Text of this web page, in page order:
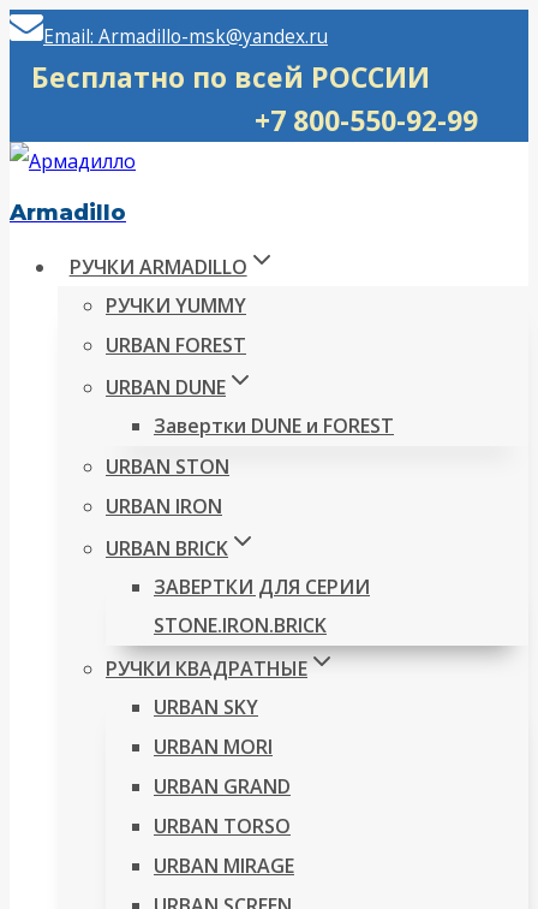
Перейти
Email: Armadillo-msk@yandex.ru
Бесплатно по всей РОССИИ
+7 800-550-92-99
Armadillo
РУЧКИ ARMADILLO
РУЧКИ YUMMY
URBAN FOREST
URBAN DUNE
Завертки DUNE и FOREST
URBAN STON
URBAN IRON
URBAN BRICK
ЗАВЕРТКИ ДЛЯ СЕРИИ
STONE.IRON.BRICK
РУЧКИ КВАДРАТНЫЕ
URBAN SKY
URBAN MORI
URBAN GRAND
URBAN TORSO
URBAN MIRAGE